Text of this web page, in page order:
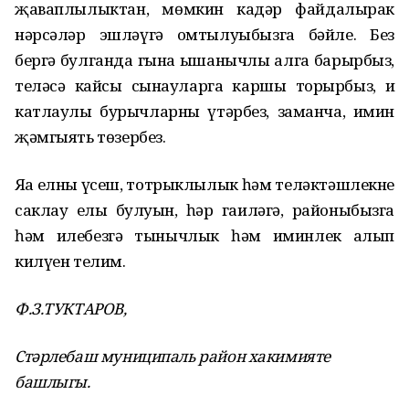
җаваплылыктан, мөмкин кадәр файдалырак
нәрсәләр эшләүгә омтылуыбызга бәйле. Без
бергә булганда гына ышанычлы алга барырбыз,
теләсә кайсы сынауларга каршы торырбыз, иң
катлаулы бурычларны үтәрбез, заманча, имин
җәмгыять төзербез.
Яңа елның үсеш, тотрыклылык һәм теләктәшлекне
саклау елы булуын, һәр гаиләгә, районыбызга
һәм илебезгә тынычлык һәм иминлек алып
килүен телим.
Ф.З.ТУКТАРОВ,
Стәрлебаш муниципаль район хакимияте
башлыгы.